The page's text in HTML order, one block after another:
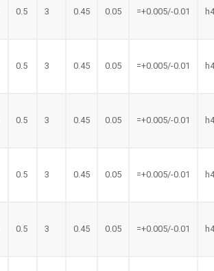
0.5 3 0.45 0.05 =+0.005/-0.01 h4
0.5 3 0.45 0.05 =+0.005/-0.01 h4
0.5 3 0.45 0.05 =+0.005/-0.01 h4
0.5 3 0.45 0.05 =+0.005/-0.01 h4
0.5 3 0.45 0.05 =+0.005/-0.01 h4